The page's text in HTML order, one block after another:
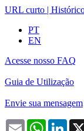
URL curto |
PT
EN
Acesse nosso FAQ
Guia de Utilização
Envie sua mensagem
Email WhatsApp